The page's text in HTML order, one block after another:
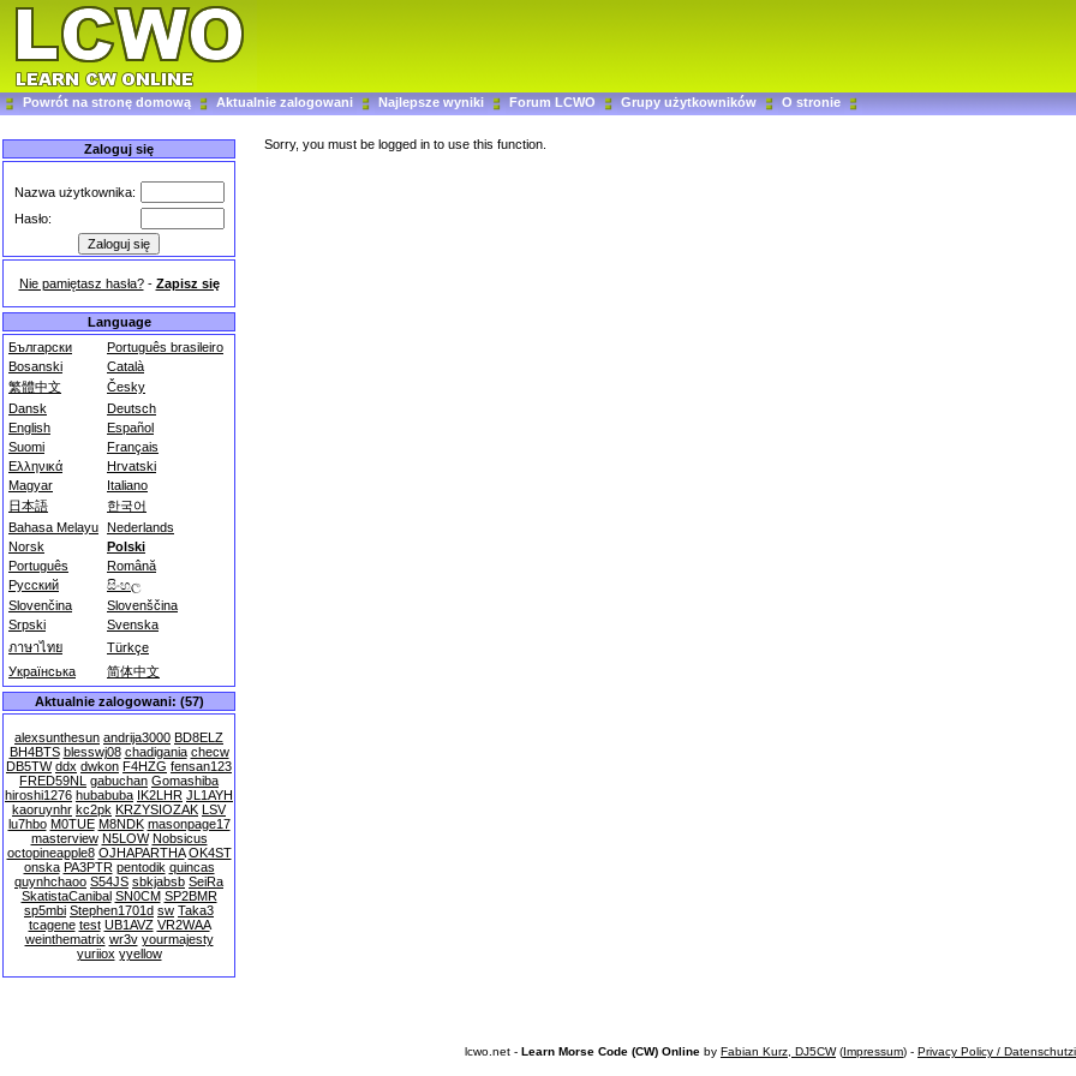
Powrót na stronę domową Aktualnie zalogowani Najlepsze wyniki Forum LCWO Grupy użytkowników O stronie
Zaloguj się
Nazwa użytkownika:
Hasło:
Nie pamiętasz hasła?- Zapisz się
Language
Български
Português brasileiro
Bosanski
Català
繁體中文
Česky
Dansk
Deutsch
English
Español
Suomi
Français
Ελληνικά
Hrvatski
Magyar
Italiano
日本語
한국어
Bahasa Melayu Nederlands
Norsk
Polski
Português
Română
Русский
සිංහල
Slovenčina
Slovenščina
Srpski
Svenska
ภาษาไทย
Türkçe
Українська
简体中文
Aktualnie zalogowani: (57)
alexsunthesun andrija3000 BD8ELZ
BH4BTS blesswj08 chadigania checw
DB5TW ddx dwkon F4HZG fensan123
FRED59NL gabuchan Gomashiba
hiroshi1276 hubabuba IK2LHR JL1AYH
kaoruynhr kc2pk KRZYSIOZAK LSV
lu7hbo M0TUE M8NDK masonpage17
masterview N5LOW Nobsicus
octopineapple8 OJHAPARTHA OK4ST
onska PA3PTR pentodik quincas
quynhchaoo S54JS sbkjabsb SeiRa
SkatistaCanibal SN0CM SP2BMR
sp5mbi Stephen1701d sw Taka3
tcagene test UB1AVZ VR2WAA
weinthematrix wr3v yourmajesty
yuriiox yyellow
Sorry, you must be logged in to use this function.
lcwo.net - Learn Morse Code (CW) Online by Fabian Kurz, DJ5CW(Impressum) - Privacy Policy /